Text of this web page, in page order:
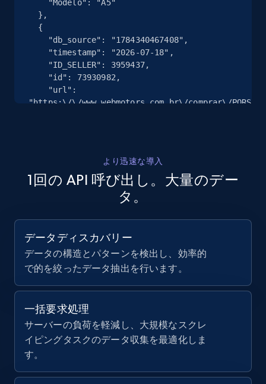
more.
13.2K+ 1.6K+ 無料トライアル
Zillow properties listing information
1.3K+
Zillow properties listing information -
Discover by custom filters - location, home
IsListingClaimedByCurrentSignedInUser,
IsCurrentSignedInAgentResponsible, Bedrooms,
and more.
"https:\/\/www.webmotors.com.br\/comprar\/
  {
    "db_source": "1784340467408",
    "url":
"https:\/\/www.webmotors.com.br\/comprar\/FIAT\/
FIREFLY-FLEX-ENDURANCE-CS-MANUAL\/2-portas\/2025-
    "Tipo": "car",
    "Marca": "FIAT",
    "Modelo": "STRADA"
  },
  {
    "db_source": "1784340467408",
    "ID_SELLER": 3832837,
より迅速な導入
1回の API 呼び出し。大量のデー
タ。
データディスカバリー
データの構造とパターンを検出し、効率的
で的を絞ったデータ抽出を行います。
一括要求処理
サーバーの負荷を軽減し、大規模なスクレ
イピングタスクのデータ収集を最適化しま
す。